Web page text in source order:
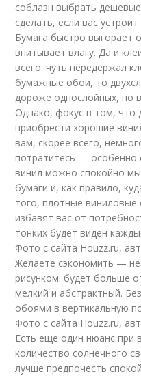
соблазн выбрать
сделать, если вас
Бумага быстро выгорает
впитывает влагу. Да и
всего: чуть передержал
бумажные обои, то
дороже однослойных, но
Однако, фокус в том, что
приобрести хорошие
вам, скорее всего,
потратитесь — особенно
винил можно спокойно
бумаги и, как правило,
того, плотные
избавят вас от
тонких будет виден
Фото с сайта Houzz.ru,
Желаете сэкономить —
рисунком: будет больше
мелкий и абстрактный.
обоями в вертикальную
Фото с сайта Houzz.ru,
Есть еще один нюанс при
количество солнечного
лучше предпочесть